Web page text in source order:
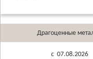
Драгоценные
c 07.08.2026